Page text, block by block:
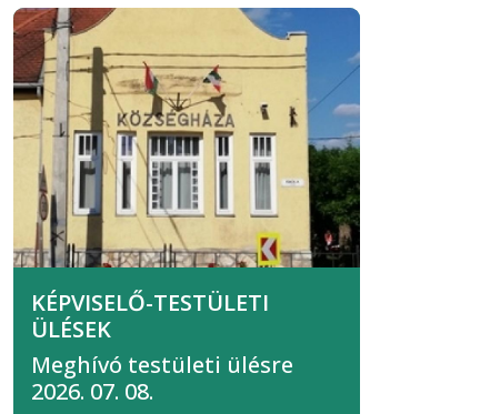
KÉPVISELŐ-TESTÜLETI
ÜLÉSEK
Meghívó testületi ülésre
2026. 07. 08.